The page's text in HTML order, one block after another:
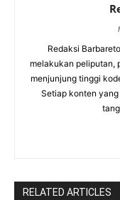
Redaksi
melakukan peliputan,
menjunjung tinggi
Setiap konten
RELATED ARTICLES